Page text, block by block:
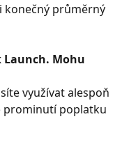
konečný průměrný
Launch. Mohu
využívat alespoň
prominutí poplatku